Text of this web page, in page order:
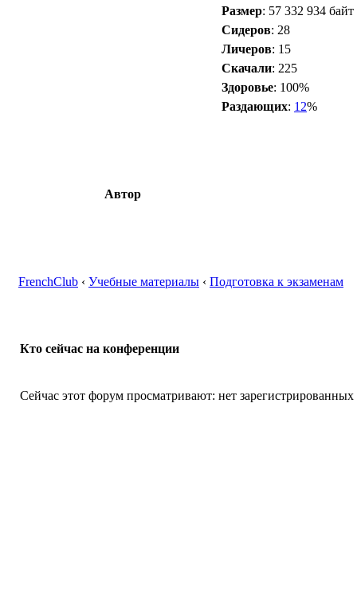
Размер: 57 332 934 байт
Сидеров: 28
Личеров: 15
Скачали: 225
Здоровье: 100%
Раздающих: 12%
Автор
FrenchClub ‹ Учебные материалы ‹ Подготовка к экзаменам
Кто сейчас на конференции
Сейчас этот форум просматривают: нет зарегистрированных